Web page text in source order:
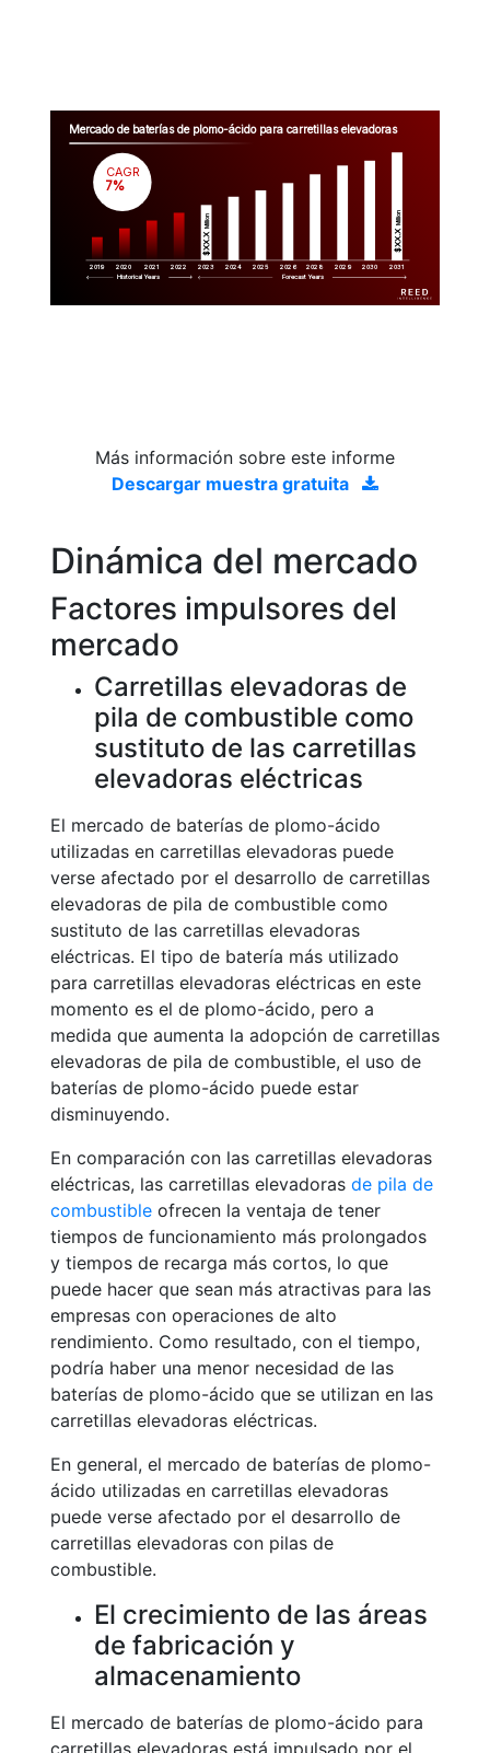
Mercado de baterías de plomo-ácido para carretillas elevadoras
2019 2020 2021 2022 2023 2024 2025 2026 2028 2029 2030 2031
$XX.X
Million
$XX.X
Million
CAGR
7%
Historical Years Forecast Years
Más información sobre este informe
Descargar muestra gratuita
Dinámica del mercado
Factores impulsores del
mercado
Carretillas elevadoras de
pila de combustible como
sustituto de las carretillas
elevadoras eléctricas
El mercado de baterías de plomo-ácido
utilizadas en carretillas elevadoras puede
verse afectado por el desarrollo de carretillas
elevadoras de pila de combustible como
sustituto de las carretillas elevadoras
eléctricas. El tipo de batería más utilizado
para carretillas elevadoras eléctricas en este
momento es el de plomo-ácido, pero a
medida que aumenta la adopción de carretillas
elevadoras de pila de combustible, el uso de
baterías de plomo-ácido puede estar
disminuyendo.
En comparación con las carretillas elevadoras
eléctricas, las carretillas elevadoras de pila de
combustible ofrecen la ventaja de tener
tiempos de funcionamiento más prolongados
y tiempos de recarga más cortos, lo que
puede hacer que sean más atractivas para las
empresas con operaciones de alto
rendimiento. Como resultado, con el tiempo,
podría haber una menor necesidad de las
baterías de plomo-ácido que se utilizan en las
carretillas elevadoras eléctricas.
En general, el mercado de baterías de plomo-
ácido utilizadas en carretillas elevadoras
puede verse afectado por el desarrollo de
carretillas elevadoras con pilas de
combustible.
El crecimiento de las áreas
de fabricación y
almacenamiento
El mercado de baterías de plomo-ácido para
carretillas elevadoras está impulsado por el